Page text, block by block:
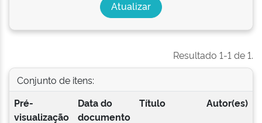
Resultado 1-1 de 1.
Conjunto de itens:
Pré-
visualização
Data do
documento
Título Autor(es)